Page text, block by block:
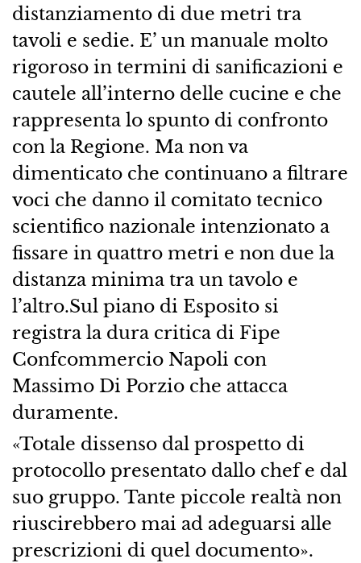
distanziamento di due metri tra
tavoli e sedie. E’ un manuale molto
rigoroso in termini di sanificazioni e
cautele all’interno delle cucine e che
rappresenta lo spunto di confronto
con la Regione. Ma non va
dimenticato che continuano a filtrare
voci che danno il comitato tecnico
scientifico nazionale intenzionato a
fissare in quattro metri e non due la
distanza minima tra un tavolo e
l’altro.Sul piano di Esposito si
registra la dura critica di Fipe
Confcommercio Napoli con
Massimo Di Porzio che attacca
duramente.
«Totale dissenso dal prospetto di
protocollo presentato dallo chef e dal
suo gruppo. Tante piccole realtà non
riuscirebbero mai ad adeguarsi alle
prescrizioni di quel documento».